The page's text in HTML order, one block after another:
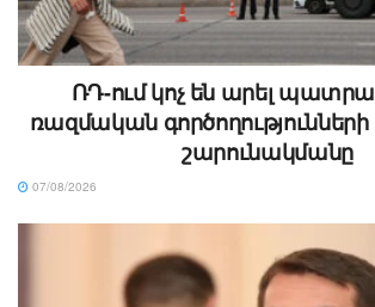
ՌԴ-ում կոչ են արել
ռազմական
շարունակմանը
07/08/2026